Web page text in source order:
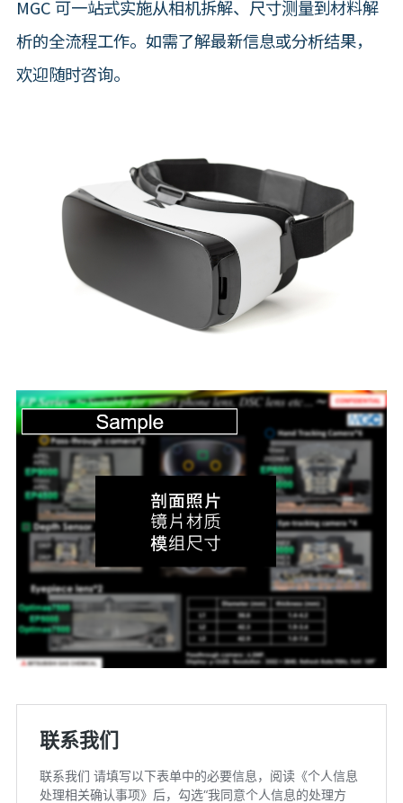
MGC 可一站式实施从相机拆解、尺寸测量到材料解
析的全流程工作。如需了解最新信息或分析结果，
欢迎随时咨询。